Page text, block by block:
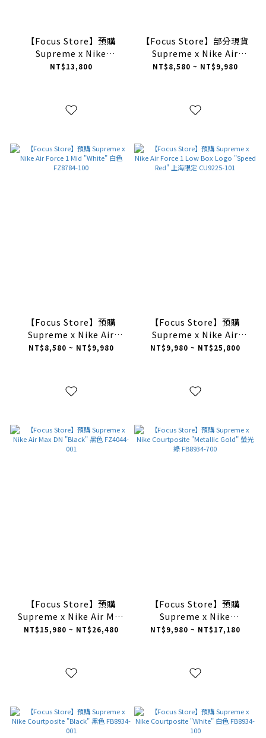
【Focus Store】預購
Supreme x Nike
Clogposite "Black" 黑色
NT$13,800
【Focus Store】部分現貨
Supreme x Nike Air
Force 1 Mid "Black" 黑色
NT$8,580 ~ NT$9,980
【Focus Store】預購
Supreme x Nike Air
Force 1 Mid "White" 白色
NT$8,580 ~ NT$9,980
【Focus Store】預購
Supreme x Nike Air
Force 1 Low Box Logo
NT$9,980 ~ NT$25,800
【Focus Store】預購
Supreme x Nike Air Max
DN "Black" 黑色 FZ4044-
NT$15,980 ~ NT$26,480
【Focus Store】預購
Supreme x Nike
Courtposite "Metallic
NT$9,980 ~ NT$17,180